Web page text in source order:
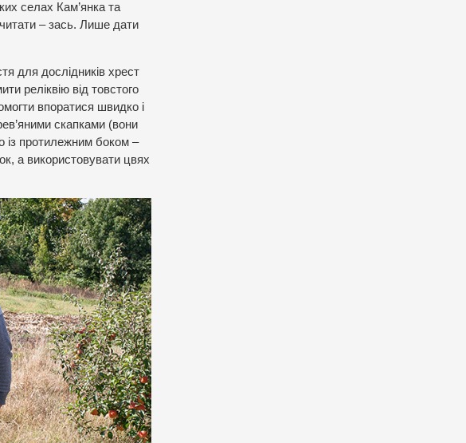
селах Кам’янка та
– зась. Лише дати
для дослідників хрест
реліквію від товстого
впоратися швидко і
скапками (вони
із протилежним боком –
а використовувати цвях